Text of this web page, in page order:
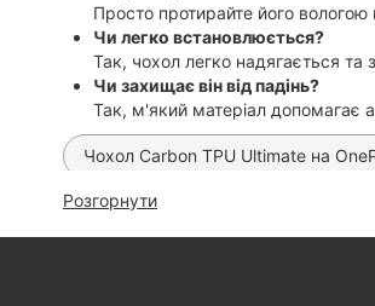
Просто протирайте його
Чи легко встановлюється?
Так, чохол легко надягається та
Чи захищає він від падінь?
Так, м'який матеріал допомагає
Чохол Carbon TPU Ultimate на
Матова гідрогелева плівка Proove
Розгорнути